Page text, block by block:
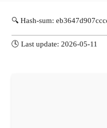
🔍 Hash-sum:
🕓 Last update: 2026-05-11